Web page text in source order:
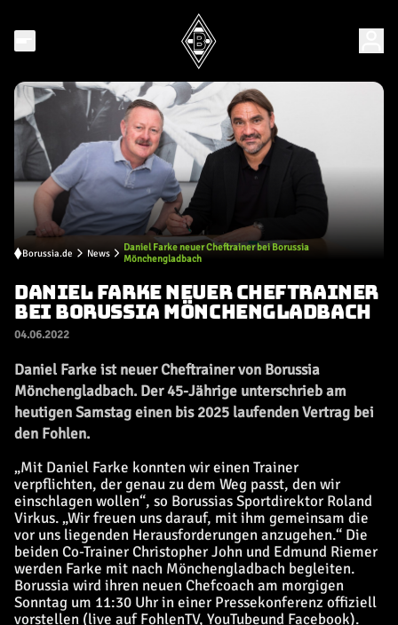
Borussia.de News
Daniel Farke neuer Cheftrainer bei Borussia
Mönchengladbach
DANIEL FARKE NEUER CHEFTRAINER
BEI BORUSSIA MÖNCHENGLADBACH
04.06.2022
Daniel Farke ist neuer Cheftrainer von Borussia
Mönchengladbach. Der 45-Jährige unterschrieb am
heutigen Samstag einen bis 2025 laufenden Vertrag bei
den Fohlen.
„Mit Daniel Farke konnten wir einen Trainer
verpflichten, der genau zu dem Weg passt, den wir
einschlagen wollen“, so Borussias Sportdirektor Roland
Virkus. „Wir freuen uns darauf, mit ihm gemeinsam die
vor uns liegenden Herausforderungen anzugehen.“ Die
beiden Co-Trainer Christopher John und Edmund Riemer
werden Farke mit nach Mönchengladbach begleiten.
Borussia wird ihren neuen Chefcoach am morgigen
Sonntag um 11:30 Uhr in einer Pressekonferenz offiziell
vorstellen (live auf FohlenTV, YouTubeund Facebook).